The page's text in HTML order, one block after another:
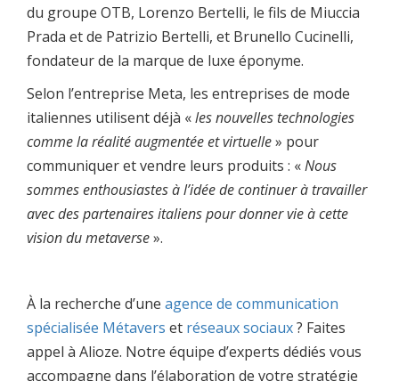
du groupe OTB, Lorenzo Bertelli, le fils de Miuccia
Prada et de Patrizio Bertelli, et Brunello Cucinelli,
fondateur de la marque de luxe éponyme.
Selon l’entreprise Meta, les entreprises de mode
italiennes utilisent déjà «les nouvelles technologies
comme la réalité augmentée et virtuelle» pour
communiquer et vendre leurs produits : «Nous
sommes enthousiastes à l’idée de continuer à travailler
avec des partenaires italiens pour donner vie à cette
vision du metaverse».
À la recherche d’une agence de communication
spécialisée Métavers et réseaux sociaux? Faites
appel à Alioze. Notre équipe d’experts dédiés vous
accompagne dans l’élaboration de votre stratégie